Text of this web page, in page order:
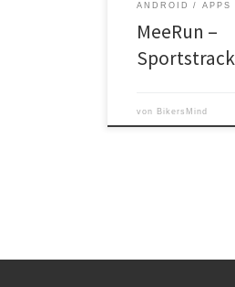
ANDROID APPS
MeeRun –
von BikersMind